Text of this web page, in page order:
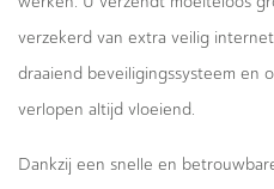
verzekerd van extra veilig
draaiend beveiligingssysteem en
verlopen altijd vloeiend.
Dankzij een snelle en